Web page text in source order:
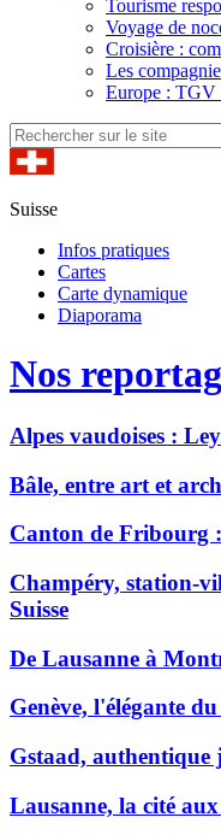
Tourisme
Voyage de
Croisière :
Les
Europe : TGV
Suisse
Infos pratiques
Cartes
Carte dynamique
Diaporama
Nos
Alpes vaudoises :
Bâle, entre art et
Canton de Fribourg
Champéry, station-
Suisse
De Lausanne à
Genève, l'élégante
Gstaad, authentique
Lausanne, la cité